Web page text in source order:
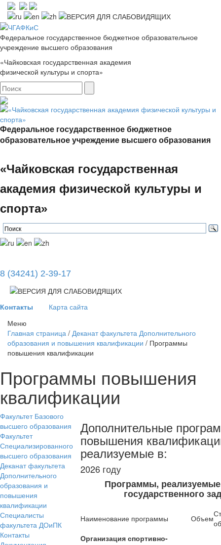
Федеральное государственное бюджетное образовательное
учреждение высшего образования
«Чайковская государственная академия
физической культуры и спорта»
Федеральное государственное бюджетное
образовательное учреждение высшего образования
«Чайковская государственная
академия физической культуры и
спорта»
8 (34241) 2-39-17
Контакты Карта сайта
Меню
Главная страница / Деканат факультета Дополнительного
образования и повышения квалификации / Программы
повышения квалификации
Программы повышения
квалификации
Факультет Базового
высшего образования
Факультет
Специализированного
высшего образования
Деканат факультета
Дополнительного
образования и
повышения
квалификации
Специалисты
факультета ДОиПК​
Контакты​
Дополнительные
повышения
реализуемые в:
2026 году
Программы,
государственного
Наименование программы Объем
Организация спортивно-